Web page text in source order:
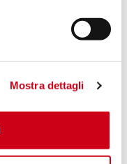
Mostra dettagli